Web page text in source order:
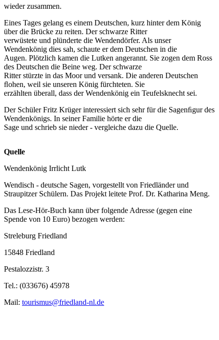
wieder zusammen.
Eines Tages gelang es einem Deutschen, kurz hinter dem König
über die Brücke zu reiten. Der schwarze Ritter
verwüstete und plünderte die Wendendörfer. Als unser
Wendenkönig dies sah, schaute er dem Deutschen in die
Augen. Plötzlich kamen die Lutken angerannt. Sie zogen dem Ross
des Deutschen die Beine weg. Der schwarze
Ritter stürzte in das Moor und versank. Die anderen Deutschen
ﬂohen, weil sie unseren König fürchteten. Sie
erzählten überall, dass der Wendenkönig ein Teufelsknecht sei.
Der Schüler Fritz Krüger interessiert sich sehr für die Sagenﬁgur des
Wendenkönigs. In seiner Familie hörte er die
Sage und schrieb sie nieder - vergleiche dazu die Quelle.
Quelle
Wendenkönig Irrlicht Lutk
Wendisch - deutsche Sagen, vorgestellt von Friedländer und
Straupitzer Schülern. Das Projekt leitete Prof. Dr. Katharina Meng.
Das Lese-Hör-Buch kann über folgende Adresse (gegen eine
Spende von 10 Euro) bezogen werden:
Streleburg Friedland
15848 Friedland
Pestalozzistr. 3
Tel.: (033676) 45978
Mail: tourismus@friedland-nl.de